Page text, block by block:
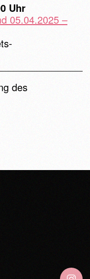
Uhr
05.04.2025 –
des